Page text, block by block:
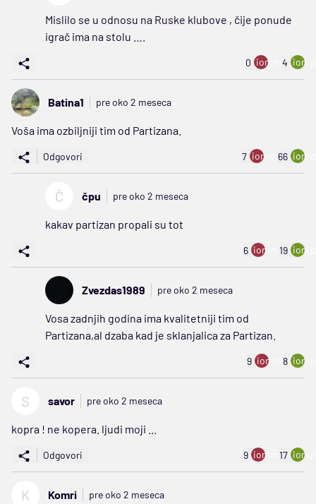
Mislilo se u odnosu na Ruske klubove , čije ponude
igrač ima na stolu ….
0 ion:minus
4
Batina1 pre oko 2 meseca
Voša ima ozbiljniji tim od Partizana.
Odgovori 7 ion:minus
66
Č čpu pre oko 2 meseca
kakav partizan propali su tot
6 ion:minus
19
Zvezdas1989 pre oko 2 meseca
Vosa zadnjih godina ima kvalitetniji tim od
Partizana,al dzaba kad je sklanjalica za Partizan.
9 ion:minus
8
S savor pre oko 2 meseca
kopra ! ne kopera. ljudi moji ...
Odgovori 9 ion:minus
17
K Komri pre oko 2 meseca